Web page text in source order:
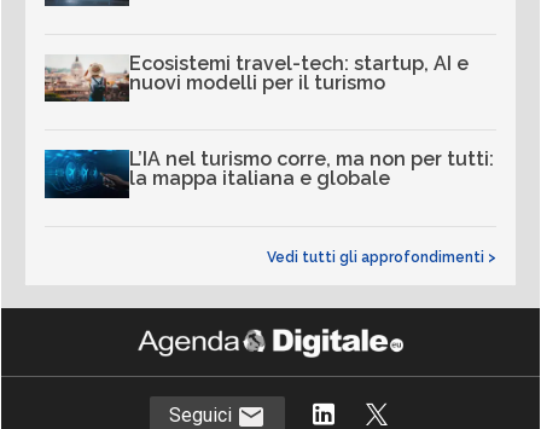
Ecosistemi travel-tech: startup, AI e
nuovi modelli per il turismo
L’IA nel turismo corre, ma non per tutti:
la mappa italiana e globale
Vedi tutti gli approfondimenti >
Seguici